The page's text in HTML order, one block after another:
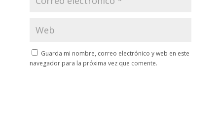
Guarda mi nombre, correo electrónico y web en este
navegador para la próxima vez que comente.